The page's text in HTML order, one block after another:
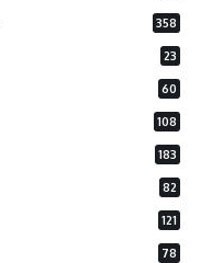
358
23
60
108
183
82
121
78